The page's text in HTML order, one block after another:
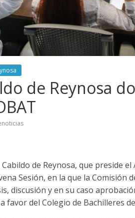
de Reynosa
de Reynosa, que preside
Sesión, en la que la Comisión
discusión y en su caso
favor del Colegio de Bachilleres